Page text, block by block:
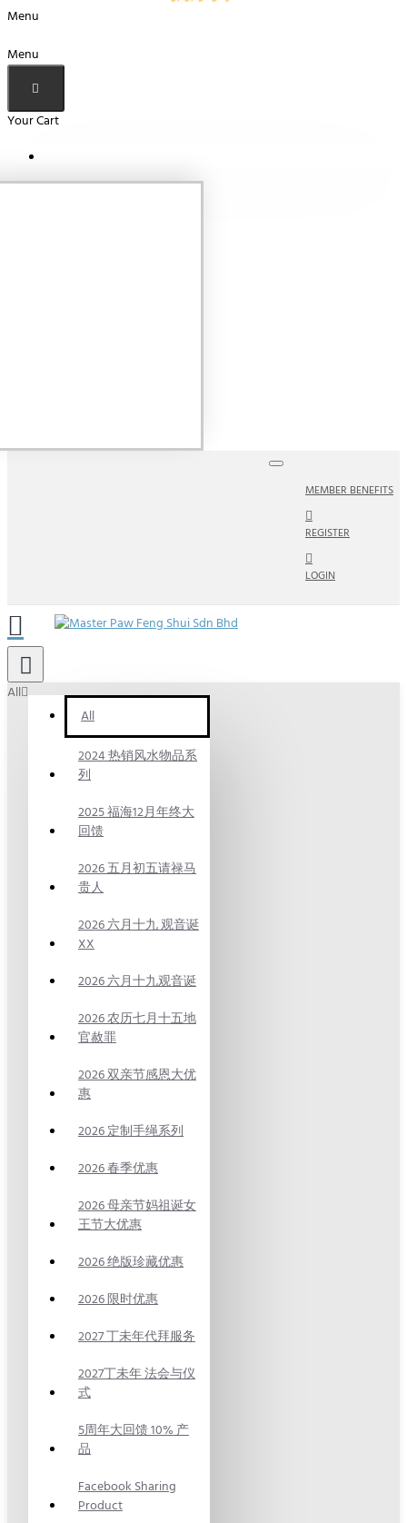
Menu
Menu
Your Cart
MEMBER BENEFITS
REGISTER
LOGIN
All
All
2024 热销风水物品系
列
2025 福海12月年终大
回馈
2026 五月初五请禄马
贵人
2026 六月十九 观音诞
XX
2026 六月十九观音诞
2026 农历七月十五地
官赦罪
2026 双亲节感恩大优
惠
2026 定制手绳系列
2026 春季优惠
2026 母亲节妈祖诞女
王节大优惠
2026 绝版珍藏优惠
2026 限时优惠
2027 丁未年代拜服务
2027丁未年 法会与仪
式
5周年大回馈 10% 产
品
Facebook Sharing
Product